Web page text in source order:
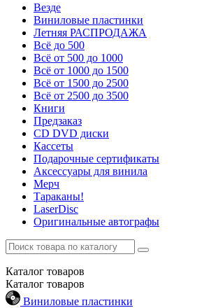
Везде
Виниловые пластинки
Летняя РАСПРОДАЖА
Всё до 500
Всё от 500 до 1000
Всё от 1000 до 1500
Всё от 1500 до 2500
Всё от 2500 до 3500
Книги
Предзаказ
CD DVD диски
Кассеты
Подарочные сертификаты
Аксессуары для винила
Мерч
Тараканы!
LaserDisc
Оригинальные автографы
Каталог товаров
Каталог товаров
Виниловые пластинки